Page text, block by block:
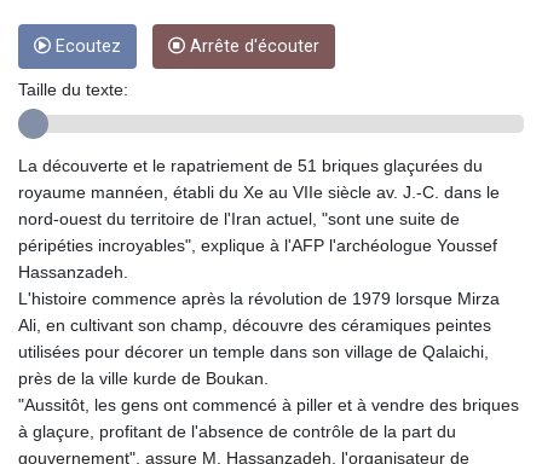
GBP 0.858527
GEL 3.017966
GIP 0.8566
GMD 84.980421
GNF 10123.874202
GTQ 8.794891
GYD 241.157003
HNL 30.895616
HRK 7.536622
HTG 150.718127
IDR 20580.370421
ILS 3.468234
IMP 0.8566
Ecoutez Arrête d'écouter
Taille du texte:
La découverte et le rapatriement de 51 briques glaçurées du
royaume mannéen, établi du Xe au VIIe siècle av. J.-C. dans le
nord-ouest du territoire de l'Iran actuel, "sont une suite de
péripéties incroyables", explique à l'AFP l'archéologue Youssef
Hassanzadeh.
L'histoire commence après la révolution de 1979 lorsque Mirza
Ali, en cultivant son champ, découvre des céramiques peintes
utilisées pour décorer un temple dans son village de Qalaichi,
près de la ville kurde de Boukan.
"Aussitôt, les gens ont commencé à piller et à vendre des briques
à glaçure, profitant de l'absence de contrôle de la part du
gouvernement", assure M. Hassanzadeh, l'organisateur de